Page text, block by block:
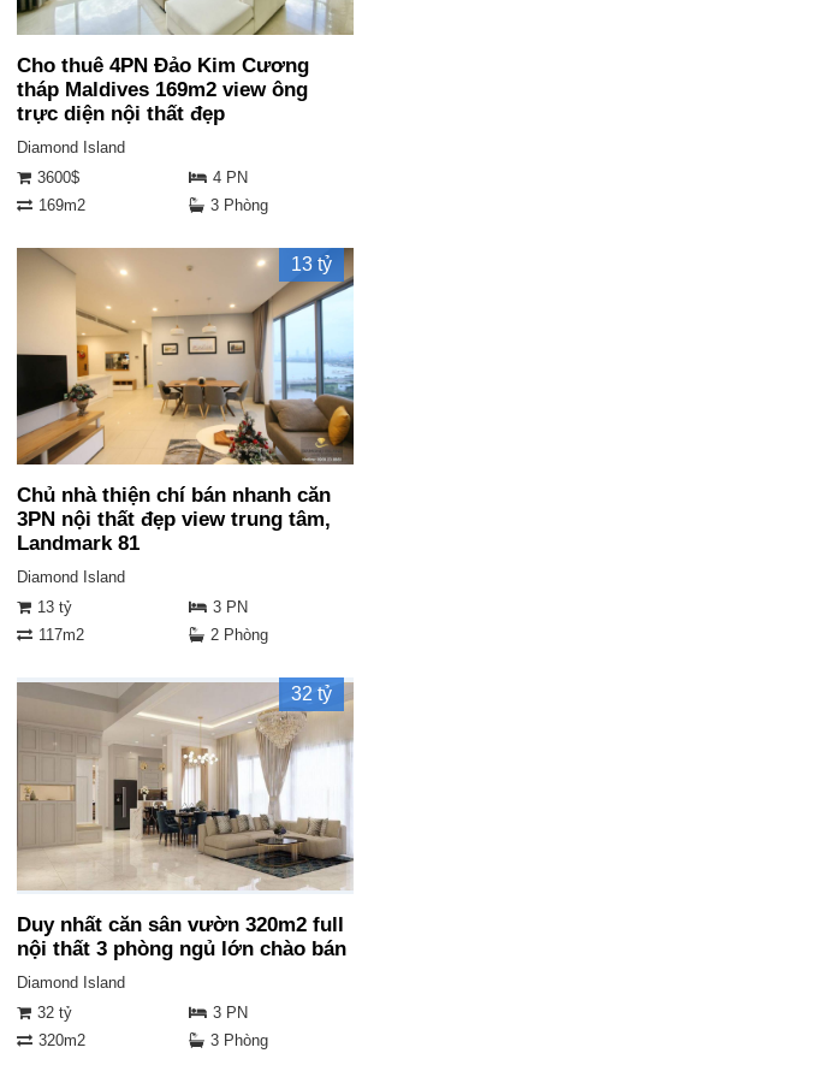
Cho thuê 4PN Đảo Kim Cương
tháp Maldives 169m2 view ông
trực diện nội thất đẹp
Diamond Island
3600$
4 PN
169m2
3 Phòng
13 tỷ
Chủ nhà thiện chí bán nhanh căn
3PN nội thất đẹp view trung tâm,
Landmark 81
Diamond Island
13 tỷ
3 PN
117m2
2 Phòng
32 tỷ
Duy nhất căn sân vườn 320m2 full
nội thất 3 phòng ngủ lớn chào bán
Diamond Island
32 tỷ
3 PN
320m2
3 Phòng